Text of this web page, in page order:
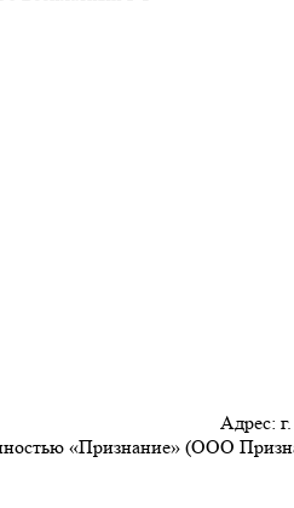
Адрес:
«Признание» (ООО